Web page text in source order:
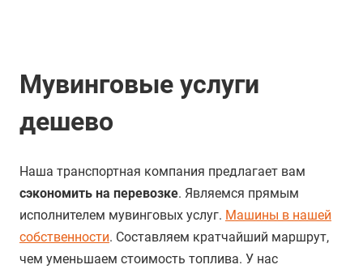
Мувинговые услуги
дешево
Наша транспортная компания предлагает вам
сэкономить на перевозке. Являемся прямым
исполнителем мувинговых услуг. Машины в нашей
собственности. Составляем кратчайший маршрут,
чем уменьшаем стоимость топлива. У нас